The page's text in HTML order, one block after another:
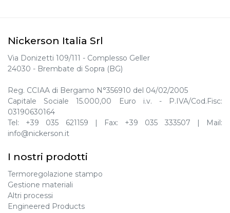
Nickerson Italia Srl
Via Donizetti 109/111 - Complesso Geller
24030 - Brembate di Sopra (BG)
Reg. CCIAA di Bergamo N°356910 del 04/02/2005
Capitale Sociale 15.000,00 Euro i.v. - P.IVA/Cod.Fisc:
03190630164
Tel: +39 035 621159 | Fax: +39 035 333507 | Mail:
info@nickerson.it
I nostri prodotti
Termoregolazione stampo
Gestione materiali
Altri processi
Engineered Products